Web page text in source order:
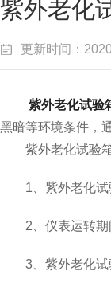
紫外老化
更新时间：
紫外老化试验
黑暗等环境条件，
紫外老化试验箱
1、紫外老化试验
2、仪表运转期
3、紫外老化试验